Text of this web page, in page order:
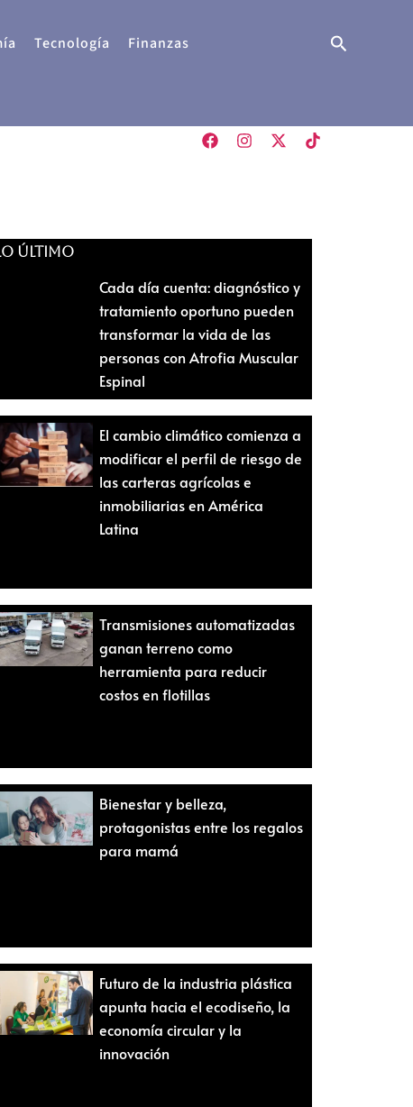
Tecnología Finanzas Buscar
ÚLTIMO
Cada día cuenta: diagnóstico y
tratamiento oportuno pueden
transformar la vida de las
personas con Atrofia Muscular
Espinal
El cambio climático comienza a
modificar el perfil de riesgo de
las carteras agrícolas e
inmobiliarias en América
Latina
Transmisiones automatizadas
ganan terreno como
herramienta para reducir
costos en flotillas
Bienestar y belleza,
protagonistas entre los regalos
para mamá
Futuro de la industria plástica
apunta hacia el ecodiseño, la
economía circular y la
innovación